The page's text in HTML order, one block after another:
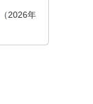
2026年